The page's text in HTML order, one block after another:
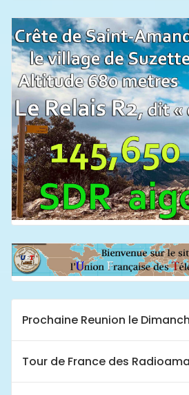
Prochaine Reunion le
Tour de France des